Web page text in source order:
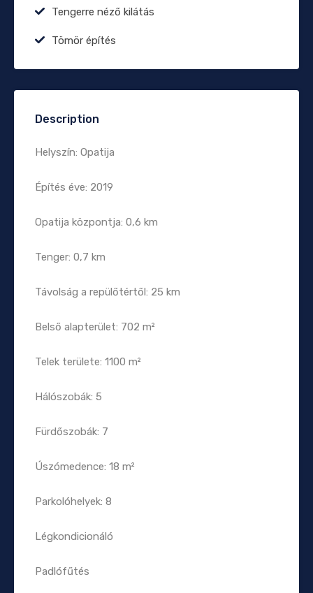
Tengerre néző kilátás
Tömör építés
Description
Helyszín: Opatija
Építés éve: 2019
Opatija központja: 0,6 km
Tenger: 0,7 km
Távolság a repülőtértől: 25 km
Belső alapterület: 702 m²
Telek területe: 1100 m²
Hálószobák: 5
Fürdőszobák: 7
Úszómedence: 18 m²
Parkolóhelyek: 8
Légkondicionáló
Padlófűtés